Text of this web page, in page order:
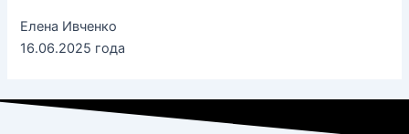
Елена Ивченко
16.06.2025 года